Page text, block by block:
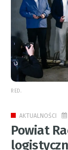
RED.
AKTUALNOŚCI
Powiat